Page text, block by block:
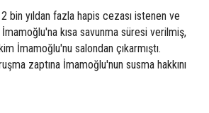
2 bin yıldan fazla hapis cezası istenen ve
kısa savunma süresi verilmiş,
İmamoğlu'nu salondan çıkarmıştı.
zaptına İmamoğlu'nun susma hakkını